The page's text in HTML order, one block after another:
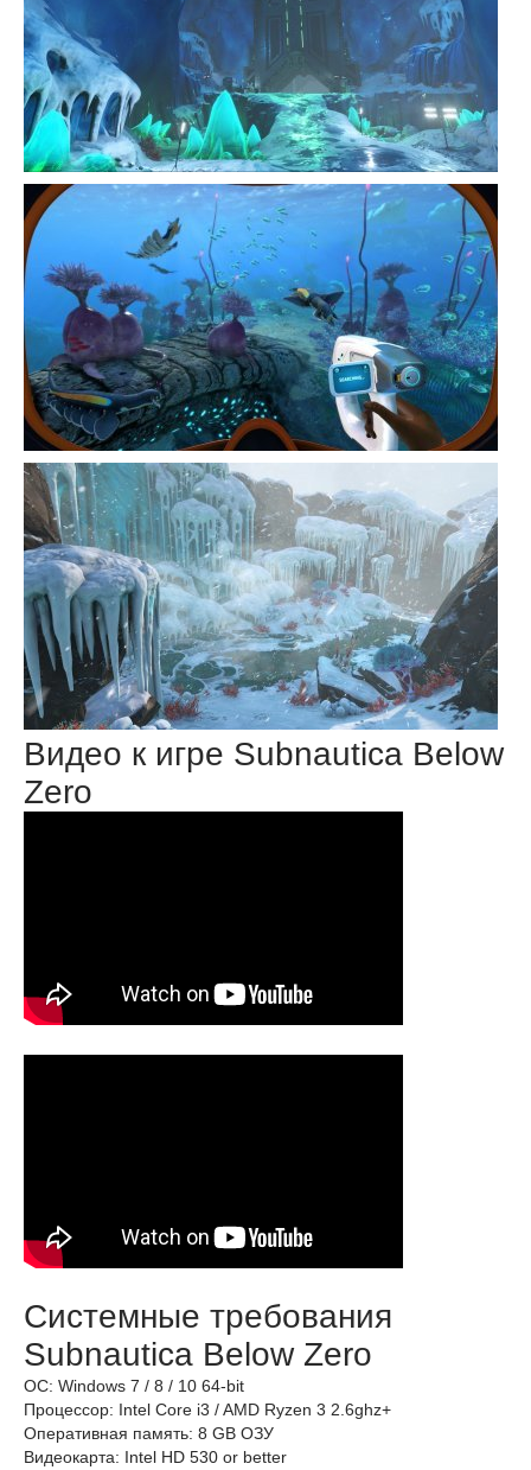
Видео к игре Subnautica Below
Zero
Системные требования
Subnautica Below Zero
ОС: Windows 7 / 8 / 10 64-bit
Процессор: Intel Core i3 / AMD Ryzen 3 2.6ghz+
Оперативная память: 8 GB ОЗУ
Видеокарта: Intel HD 530 or better